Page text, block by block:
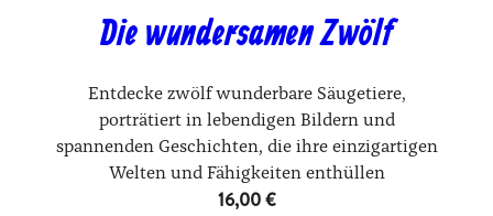
Die wundersamen Zwölf
Entdecke zwölf wunderbare Säugetiere,
porträtiert in lebendigen Bildern und
spannenden Geschichten, die ihre einzigartigen
Welten und Fähigkeiten enthüllen
16,00€